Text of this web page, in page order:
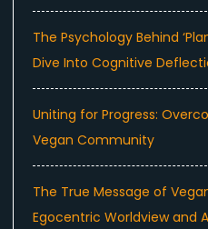
The Psychology Behind
Dive Into Cognitive
Uniting for Progress:
Vegan Community
The True Message of
Egocentric Worldview and